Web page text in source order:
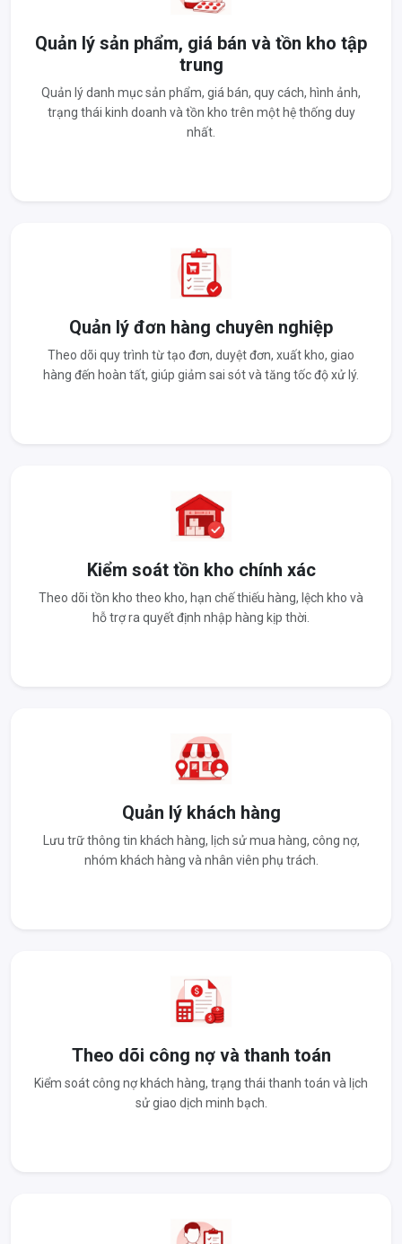
Quản lý sản phẩm, giá bán và tồn kho tập
trung
Quản lý danh mục sản phẩm, giá bán, quy cách, hình ảnh,
trạng thái kinh doanh và tồn kho trên một hệ thống duy
nhất.
Quản lý đơn hàng chuyên nghiệp
Theo dõi quy trình từ tạo đơn, duyệt đơn, xuất kho, giao
hàng đến hoàn tất, giúp giảm sai sót và tăng tốc độ xử lý.
Kiểm soát tồn kho chính xác
Theo dõi tồn kho theo kho, hạn chế thiếu hàng, lệch kho và
hỗ trợ ra quyết định nhập hàng kịp thời.
Quản lý khách hàng
Lưu trữ thông tin khách hàng, lịch sử mua hàng, công nợ,
nhóm khách hàng và nhân viên phụ trách.
Theo dõi công nợ và thanh toán
Kiểm soát công nợ khách hàng, trạng thái thanh toán và lịch
sử giao dịch minh bạch.